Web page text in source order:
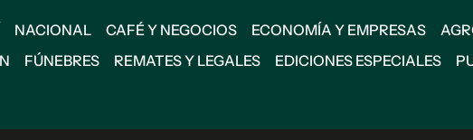
NACIONAL CAFÉ Y NEGOCIOS ECONOMÍA Y EMPRESAS
FÚNEBRES REMATES Y LEGALES EDICIONES ESPECIALES